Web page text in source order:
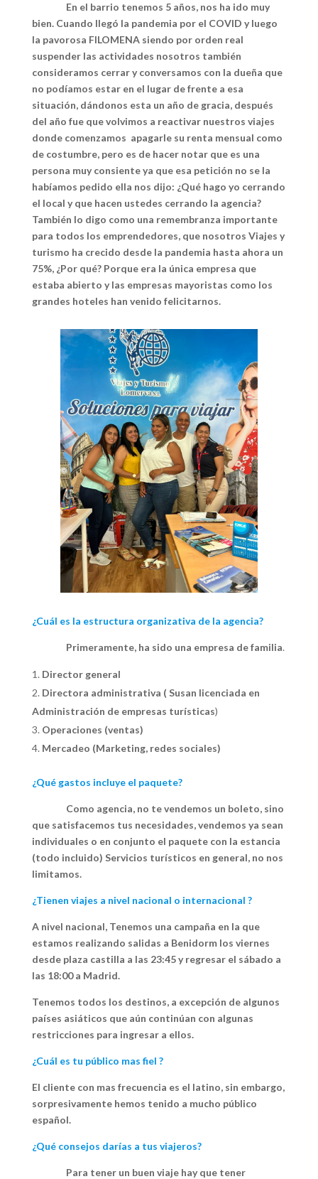
En el barrio tenemos 5 años, nos ha ido muy
bien. Cuando llegó la pandemia por el COVID y luego
la pavorosa FILOMENA siendo por orden real
suspender las actividades nosotros también
consideramos cerrar y conversamos con la dueña que
no podíamos estar en el lugar de frente a esa
situación, dándonos esta un año de gracia, después
del año fue que volvimos a reactivar nuestros viajes
donde comenzamos apagarle su renta mensual como
de costumbre, pero es de hacer notar que es una
persona muy consiente ya que esa petición no se la
habíamos pedido ella nos dijo: ¿Qué hago yo cerrando
el local y que hacen ustedes cerrando la agencia?
También lo digo como una remembranza importante
para todos los emprendedores, que nosotros Viajes y
turismo ha crecido desde la pandemia hasta ahora un
75%, ¿Por qué? Porque era la única empresa que
estaba abierto y las empresas mayoristas como los
grandes hoteles han venido felicitarnos.
¿Cuál es la estructura organizativa de la agencia?
Primeramente, ha sido una empresa de familia.
Director general
Directora administrativa ( Susan licenciada en
Administración de empresas turísticas)
Operaciones (ventas)
Mercadeo (Marketing, redes sociales)
¿Qué gastos incluye el paquete?
Como agencia, no te vendemos un boleto, sino
que satisfacemos tus necesidades, vendemos ya sean
individuales o en conjunto el paquete con la estancia
(todo incluido) Servicios turísticos en general, no nos
limitamos.
¿Tienen viajes a nivel nacional o internacional ?
A nivel nacional, Tenemos una campaña en la que
estamos realizando salidas a Benidorm los viernes
desde plaza castilla a las 23:45 y regresar el sábado a
las 18:00 a Madrid.
Tenemos todos los destinos, a excepción de algunos
países asiáticos que aún continúan con algunas
restricciones para ingresar a ellos.
¿Cuál es tu público mas fiel ?
El cliente con mas frecuencia es el latino, sin embargo,
sorpresivamente hemos tenido a mucho público
español.
¿Qué consejos darías a tus viajeros?
Para tener un buen viaje hay que tener